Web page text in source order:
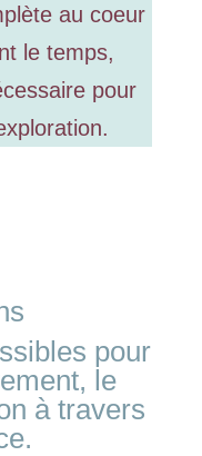
au coeur
le temps,
pour
pour
le
à travers